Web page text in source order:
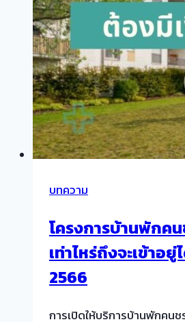
บทความ
โครงการบ้านพักค
เท่าไหร่ถึงจะเข้าอ
2566
การเปิดให้บริการบ้านพักคนช